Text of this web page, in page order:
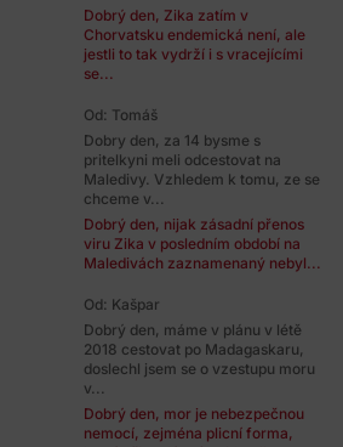
Dobrý den, Zika zatím v
Chorvatsku endemická není, ale
jestli to tak vydrží i s vracejícími
se...
Od: Tomáš
Dobry den, za 14 bysme s
pritelkyni meli odcestovat na
Maledivy. Vzhledem k tomu, ze se
chceme v...
Dobrý den, nijak zásadní přenos
viru Zika v posledním období na
Maledivách zaznamenaný nebyl...
Od: Kašpar
Dobrý den, máme v plánu v létě
2018 cestovat po Madagaskaru,
doslechl jsem se o vzestupu moru
v...
Dobrý den, mor je nebezpečnou
nemocí, zejména plicní forma,